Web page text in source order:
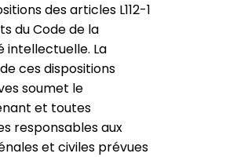
des articles L112-1
du Code de la
intellectuelle. La
ces dispositions
soumet le
et toutes
responsables aux
et civiles prévues